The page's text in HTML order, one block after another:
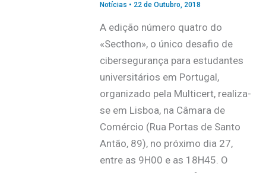
Notícias • 22 de Outubro, 2018
A edição número quatro do
«Secthon», o único desafio de
cibersegurança para estudantes
universitários em Portugal,
organizado pela Multicert, realiza-
se em Lisboa, na Câmara de
Comércio (Rua Portas de Santo
Antão, 89), no próximo dia 27,
entre as 9H00 e as 18H45. O